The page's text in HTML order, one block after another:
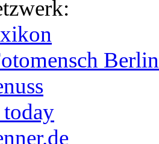
Berlin
today